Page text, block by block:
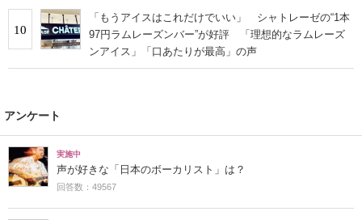
10
「もうアイスはこれだけでいい」 シャトレーゼの“1本
97円ラムレーズンバー”が好評 「理想的なラムレーズ
ンアイス」「口あたりが最高」の声
アンケート
実施中
声が好きな「日本のボーカリスト」は？
回答数：49567